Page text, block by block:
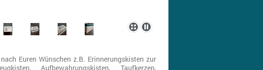
Euren Wünschen z.B. Erinnerungskisten zur
Aufbewahrungskisten, Taufkerzen,